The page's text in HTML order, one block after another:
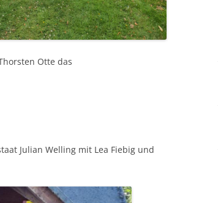
Otte das
Julian Welling mit Lea Fiebig und